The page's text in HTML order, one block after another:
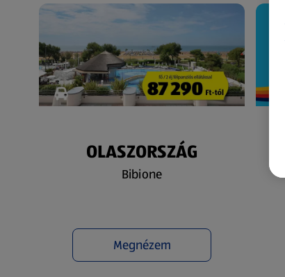
OLASZORSZÁG
Bibione
Megnézem